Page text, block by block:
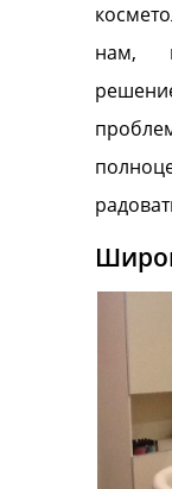
нам,